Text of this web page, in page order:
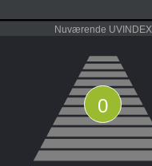
Nuværende UVINDEX
0